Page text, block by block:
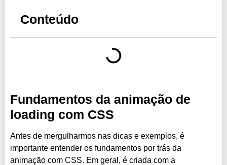
Conteúdo
Fundamentos da animação de
loading com CSS
Antes de mergulharmos nas dicas e exemplos, é
importante entender os fundamentos por trás da
animação com CSS. Em geral, é criada com a